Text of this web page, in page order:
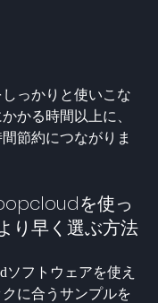
っかりと使いこな
かる時間以上に、
節約につながりま
を使っ
り早く選ぶ方法
ソフトウェアを使え
に合うサンプルを